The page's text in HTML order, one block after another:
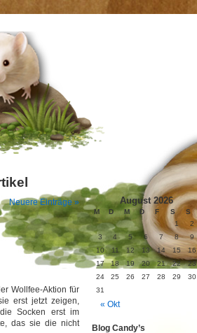
August 2026
M D M D F S S
« Okt
1
2
3
4 5 6 7 8
9
10
11 12 13 14 15
16
17
18 19 20 21 22
23
24
25 26 27 28 29
30
31
Blog Candy’s
Neuere Einträge »
Wollfee-Aktion für
erst jetzt zeigen,
Socken erst im
das sie die nicht